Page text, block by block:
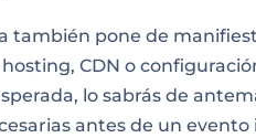
también pone de
CDN o
lo sabrás de
antes de un